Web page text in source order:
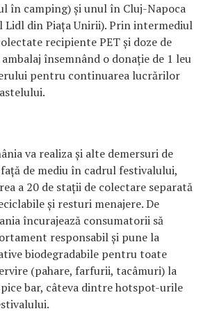
în camping) și unul în Cluj-Napoca
Lidl din Piața Unirii). Prin intermediul
recipiente PET și doze de
însemnând o donație de 1 leu
pentru continuarea lucrărilor
va realiza și alte demersuri de
de mediu în cadrul festivalului,
a 20 de stații de colectare separată
și resturi menajere. De
încurajează consumatorii să
responsabil și pune la
biodegradabile pentru toate
(pahare, farfurii, tacâmuri) la
bar, câteva dintre hotspot-urile